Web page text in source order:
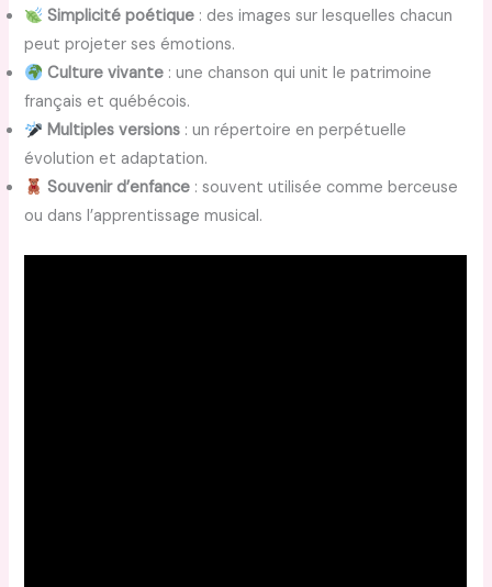
Simplicité poétique : des images sur lesquelles chacun
peut projeter ses émotions.
Culture vivante : une chanson qui unit le patrimoine
français et québécois.
Multiples versions : un répertoire en perpétuelle
évolution et adaptation.
Souvenir d’enfance : souvent utilisée comme berceuse
ou dans l’apprentissage musical.